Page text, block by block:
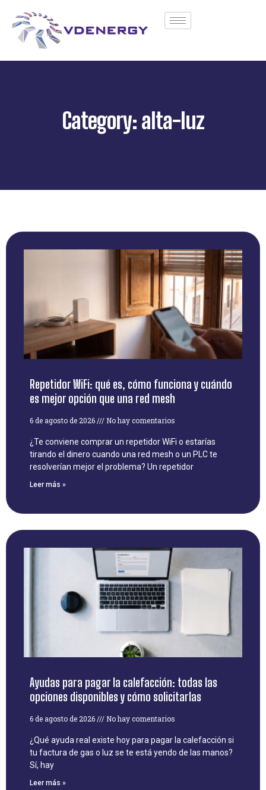
Category: alta-luz
Repetidor WiFi: qué es, cómo funciona y cuándo
es mejor opción que una red mesh
6 de agosto de 2026 No hay comentarios
¿Te conviene comprar un repetidor WiFi o estarías
tirando el dinero cuando una red mesh o un PLC te
resolverían mejor el problema? Un repetidor
Leer más »
Ayudas para pagar la calefacción: todas las
opciones disponibles y cómo solicitarlas
6 de agosto de 2026 No hay comentarios
¿Qué ayuda real existe hoy para pagar la calefacción si
tu factura de gas o luz se te está yendo de las manos?
Sí, hay
Leer más »